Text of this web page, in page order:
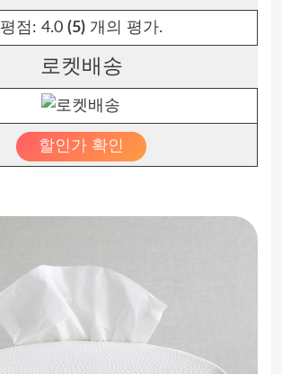
평점: 4.0 (5)개의 평가.
로켓배송
할인가 확인